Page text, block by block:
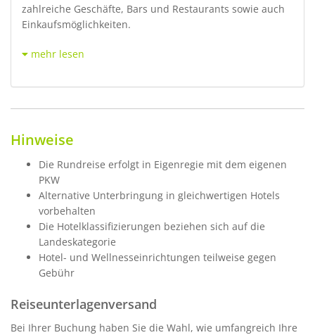
zahlreiche Geschäfte, Bars und Restaurants sowie auch
Einkaufsmöglichkeiten.
mehr lesen
Hinweise
Die Rundreise erfolgt in Eigenregie mit dem eigenen
PKW
Alternative Unterbringung in gleichwertigen Hotels
vorbehalten
Die Hotelklassifizierungen beziehen sich auf die
Landeskategorie
Hotel- und Wellnesseinrichtungen teilweise gegen
Gebühr
Reiseunterlagenversand
Bei Ihrer Buchung haben Sie die Wahl, wie umfangreich Ihre